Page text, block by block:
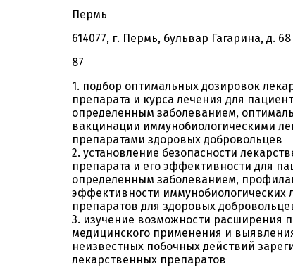
Пермь
614077, г. Пермь, бульвар Гагарина, д. 68
87
1. подбор оптимальных дозировок
препарата и курса лечения для
определенным заболеванием,
вакцинации иммунобиологическими
препаратами здоровых добровольцев
2. установление безопасности
препарата и его эффективности для
определенным заболеванием,
эффективности иммунобиологических
препаратов для здоровых
3. изучение возможности расширения
медицинского применения и
неизвестных побочных действий
лекарственных препаратов